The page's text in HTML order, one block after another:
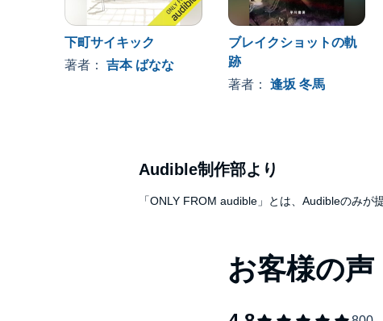
William Morris Endeavor Entertainment, LLC.
©- - (P)2025 Hayakawa Publishing Inc.
下町サイキック
著者： 吉本 ばなな
ブレイクショットの軌
跡
著者： 逢坂 冬馬
Audible制作部より
「ONLY FROM audible」とは、Audibleのみ